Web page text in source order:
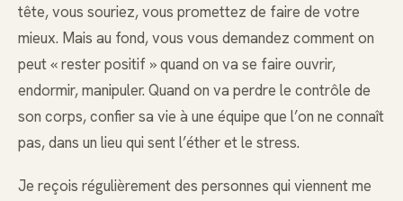
tête, vous souriez, vous promettez de faire de votre
mieux. Mais au fond, vous vous demandez comment on
peut « rester positif » quand on va se faire ouvrir,
endormir, manipuler. Quand on va perdre le contrôle de
son corps, confier sa vie à une équipe que l’on ne connaît
pas, dans un lieu qui sent l’éther et le stress.
Je reçois régulièrement des personnes qui viennent me